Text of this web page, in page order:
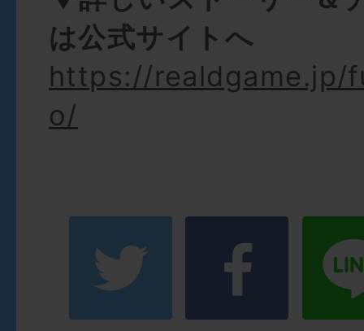
は公式サイトへ
https://realdgame.jp/
o/